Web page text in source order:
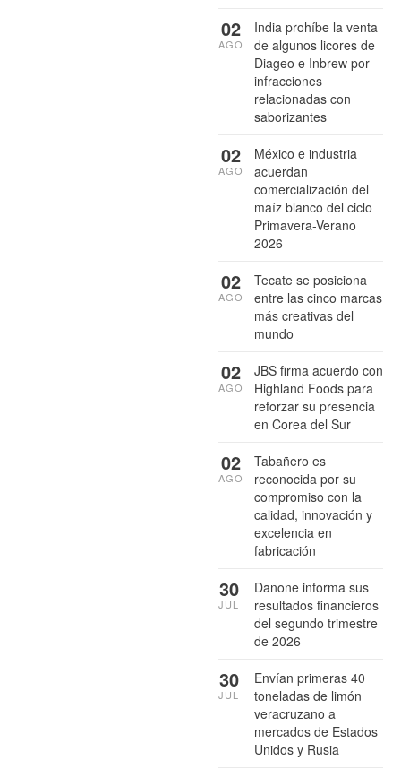
India prohíbe la venta
de algunos licores de
Diageo e Inbrew por
infracciones
relacionadas con
saborizantes
02
AGO
México e industria
acuerdan
comercialización del
maíz blanco del ciclo
Primavera-Verano
2026
02
AGO
Tecate se posiciona
entre las cinco marcas
más creativas del
mundo
02
AGO
JBS firma acuerdo con
Highland Foods para
reforzar su presencia
en Corea del Sur
02
AGO
Tabañero es
reconocida por su
compromiso con la
calidad, innovación y
excelencia en
fabricación
02
AGO
Danone informa sus
resultados financieros
del segundo trimestre
de 2026
30
JUL
Envían primeras 40
toneladas de limón
veracruzano a
mercados de Estados
Unidos y Rusia
30
JUL